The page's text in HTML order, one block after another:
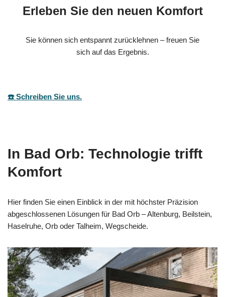
Erleben Sie den neuen Komfort
Sie können sich entspannt zurücklehnen – freuen Sie
sich auf das Ergebnis.
☎️ Schreiben Sie uns.
In Bad Orb: Technologie trifft
Komfort
Hier finden Sie einen Einblick in der mit höchster Präzision
abgeschlossenen Lösungen für Bad Orb – Altenburg, Beilstein,
Haselruhe, Orb oder Talheim, Wegscheide.